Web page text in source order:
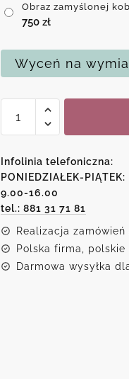
Obraz zamyślonej
750 zł
Wyceń na
Obraz
kobiety
w
kapeluszu
Infolinia telefoniczna:
PONIEDZIAŁEK-PIĄTEK:
9.00-16.00
tel.: 881 31 71 81
Realizacja
Polska firma,
Darmowa wysyłka